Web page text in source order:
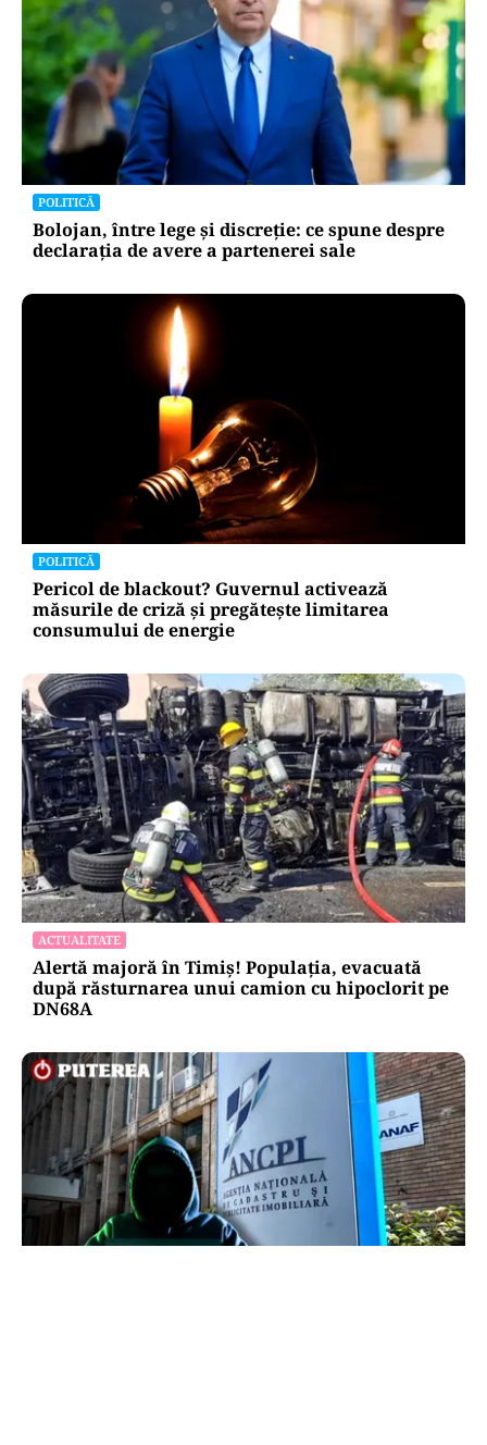
POLITICĂ
Bolojan, între lege și discreție: ce spune despre
declarația de avere a partenerei sale
POLITICĂ
Pericol de blackout? Guvernul activează
măsurile de criză și pregătește limitarea
consumului de energie
ACTUALITATE
Alertă majoră în Timiș! Populația, evacuată
după răsturnarea unui camion cu hipoclorit pe
DN68A